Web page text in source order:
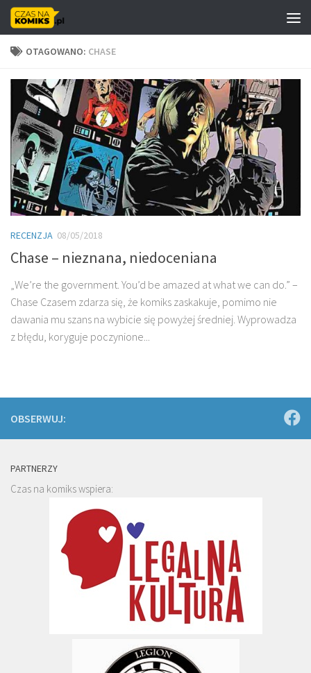
Skip to content
OTAGOWANO: CHASE
RECENZJA 08/05/2018
Chase – nieznana, niedoceniana
„We’re the government. You’d be amazed at what we can do.” –
Chase Czasem zdarza się, że komiks zaskakuje, pomimo nie
dawania mu szans na wybicie się powyżej średniej. Wyprowadza
z błędu, koryguje poczynione...
OBSERWUJ:
PARTNERZY
Czas na komiks wspiera: